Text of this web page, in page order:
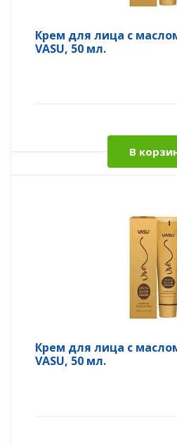
Крем для лица с
VASU, 50 мл.
В
Крем для лица с
VASU, 50 мл.